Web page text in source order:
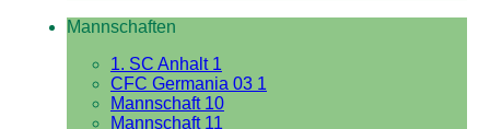
Mannschaften
1. SC Anhalt 1
CFC Germania 03 1
Mannschaft 10
Mannschaft 11